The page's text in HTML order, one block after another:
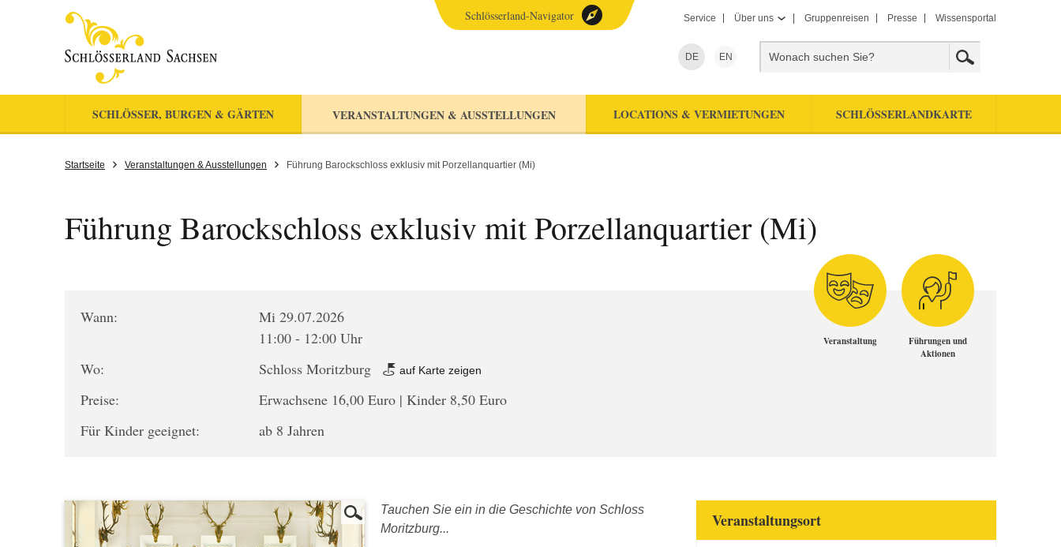
Service Über uns Gruppenreisen Presse Wissensportal
DE EN
SCHLÖSSER, BURGEN & GÄRTEN VERANSTALTUNGEN & AUSSTELLUNGEN LOCATIONS & VERMIETUNGEN SCHLÖSSERLANDKARTE
Schlösserland-Navigator
Startseite Veranstaltungen & Ausstellungen Führung Barockschloss exklusiv mit Porzellanquartier (Mi)
Führung Barockschloss exklusiv mit Porzellanquartier (Mi)
Wann:
Mi 29.07.2026
11:00 - 12:00 Uhr
Wo:
Schloss Moritzburg auf Karte zeigen
Preise:
Erwachsene 16,00 Euro | Kinder 8,50 Euro
Für Kinder geeignet:
ab 8 Jahren
Veranstaltung
Führungen und
Aktionen
Tauchen Sie ein in die Geschichte von Schloss
Moritzburg...
Veranstaltungsort